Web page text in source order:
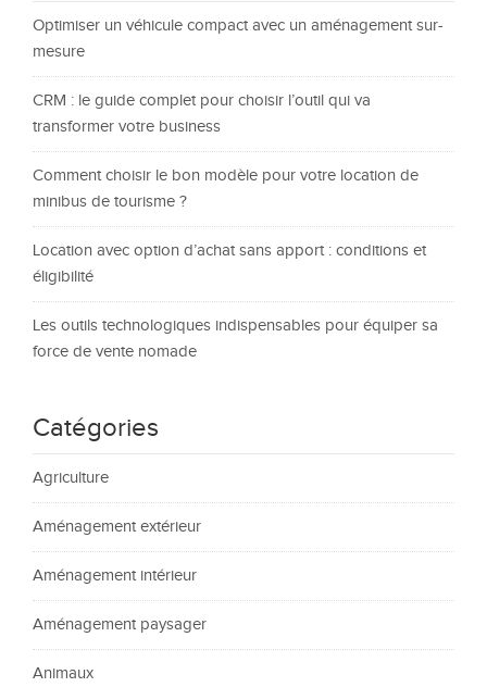
Optimiser un véhicule compact avec un aménagement sur-
mesure
CRM : le guide complet pour choisir l’outil qui va
transformer votre business
Comment choisir le bon modèle pour votre location de
minibus de tourisme ?
Location avec option d’achat sans apport : conditions et
éligibilité
Les outils technologiques indispensables pour équiper sa
force de vente nomade
Catégories
Agriculture
Aménagement extérieur
Aménagement intérieur
Aménagement paysager
Animaux